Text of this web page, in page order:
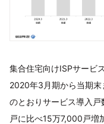
集合住宅向けISPサービ
2020年3月期から当期末
のとおりサービス導入
戸に比べ15万7,000戸増